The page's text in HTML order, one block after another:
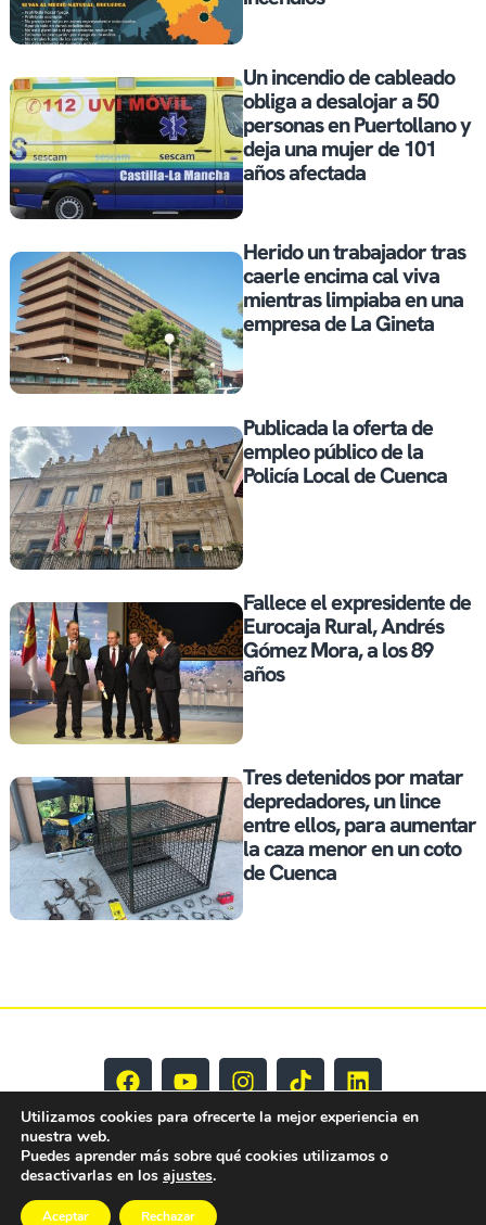
Un incendio de cableado
obliga a desalojar a 50
personas en Puertollano y
deja una mujer de 101
años afectada
Herido un trabajador tras
caerle encima cal viva
mientras limpiaba en una
empresa de La Gineta
Publicada la oferta de
empleo público de la
Policía Local de Cuenca
Fallece el expresidente de
Eurocaja Rural, Andrés
Gómez Mora, a los 89
años
Tres detenidos por matar
depredadores, un lince
entre ellos, para aumentar
la caza menor en un coto
de Cuenca
Utilizamos cookies para ofrecerte la mejor experiencia en
nuestra web.
Puedes aprender más sobre qué cookies utilizamos o
desactivarlas en los ajustes.
Aceptar Rechazar